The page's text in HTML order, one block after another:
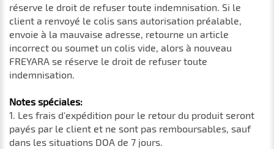
réserve le droit de refuser toute indemnisation. Si le
client a renvoyé le colis sans autorisation préalable,
envoie à la mauvaise adresse, retourne un article
incorrect ou soumet un colis vide, alors à nouveau
FREYARA se réserve le droit de refuser toute
indemnisation.
Notes spéciales:
1. Les frais d'expédition pour le retour du produit seront
payés par le client et ne sont pas remboursables, sauf
dans les situations DOA de 7 jours.